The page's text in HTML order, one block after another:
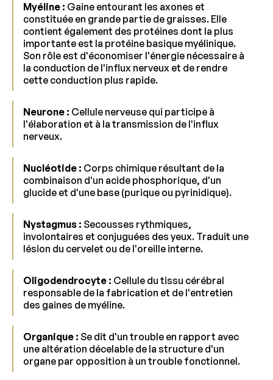
Myéline : Gaine entourant les axones et
constituée en grande partie de graisses. Elle
contient également des protéines dont la plus
importante est la protéine basique myélinique.
Son rôle est d'économiser l'énergie nécessaire à
la conduction de l'influx nerveux et de rendre
cette conduction plus rapide.
Neurone : Cellule nerveuse qui participe à
l'élaboration et à la transmission de l'influx
nerveux.
Nucléotide : Corps chimique résultant de la
combinaison d'un acide phosphorique, d'un
glucide et d'une base (purique ou pyrinidique).
Nystagmus : Secousses rythmiques,
involontaires et conjuguées des yeux. Traduit une
lésion du cervelet ou de l'oreille interne.
Oligodendrocyte : Cellule du tissu cérébral
responsable de la fabrication et de l'entretien
des gaines de myéline.
Organique : Se dit d'un trouble en rapport avec
une altération décelable de la structure d'un
organe par opposition à un trouble fonctionnel.